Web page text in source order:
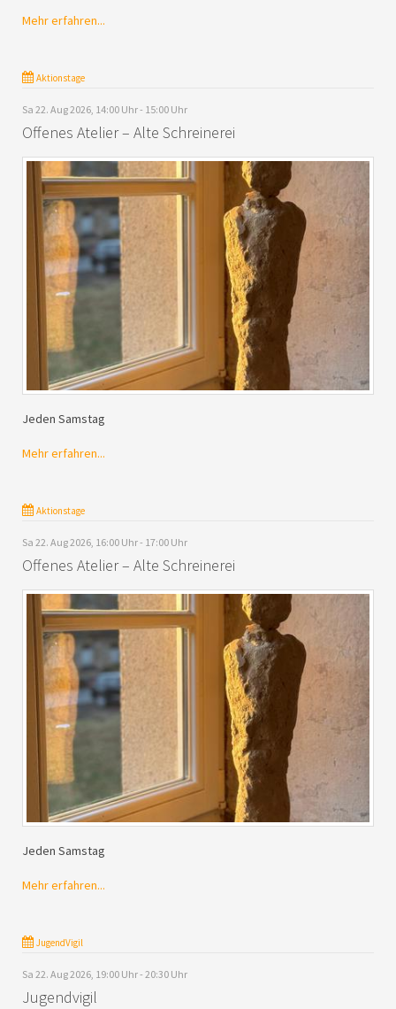
Mehr erfahren...
Aktionstage
Sa 22. Aug 2026, 14:00 Uhr - 15:00 Uhr
Offenes Atelier – Alte Schreinerei
Jeden Samstag
Mehr erfahren...
Aktionstage
Sa 22. Aug 2026, 16:00 Uhr - 17:00 Uhr
Offenes Atelier – Alte Schreinerei
Jeden Samstag
Mehr erfahren...
JugendVigil
Sa 22. Aug 2026, 19:00 Uhr - 20:30 Uhr
Jugendvigil